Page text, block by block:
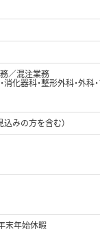
／混注業務
消化器科・整形外科・外
みの方を含む）
末年始休暇